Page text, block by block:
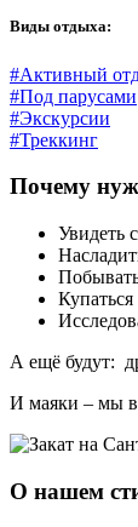
Виды отдыха:
#Активный
#Под парусами
#Экскурсии
#Треккинг
Почему
Увидеть
А ещё будут:
И маяки – мы
О нашем